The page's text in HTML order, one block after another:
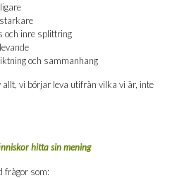
och inre splittring
och sammanhang
vi bör­jar leva uti­från vil­ka vi är, inte
hit­ta sin mening
frå­gor som: